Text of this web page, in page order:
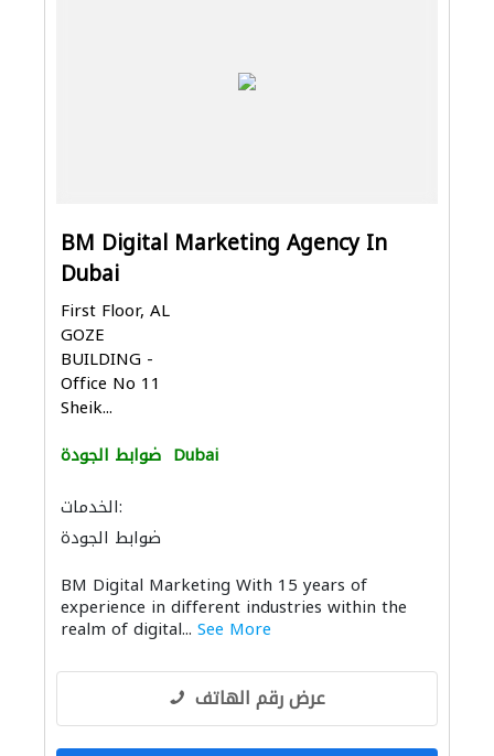
BM Digital Marketing Agency In
Dubai
First Floor, AL
GOZE
BUILDING -
Office No 11
Sheik...
ضوابط الجودة Dubai
الخدمات:
ضوابط الجودة
BM Digital Marketing With 15 years of
experience in different industries within the
realm of digital... See More
عرض رقم الهاتف